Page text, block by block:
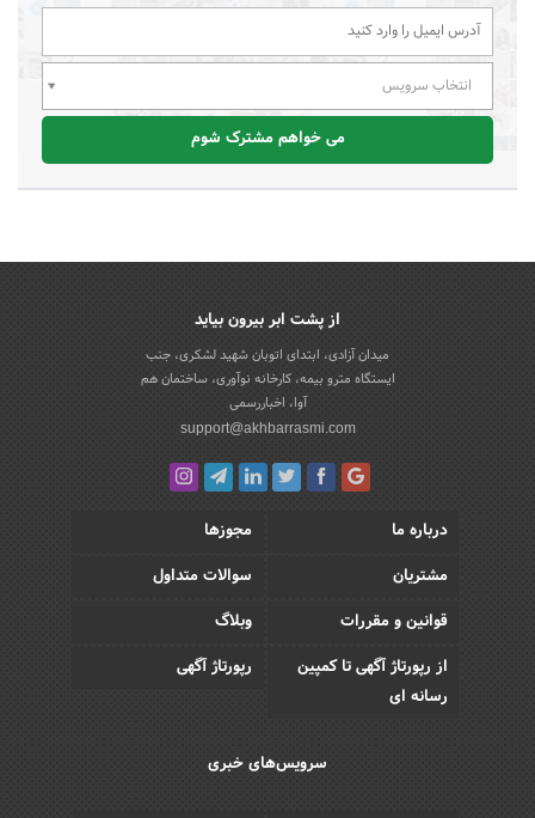
انتخاب سرویس
می خواهم مشترک شوم
از پشت ابر بیرون بیاید
میدان آزادی، ابتدای اتوبان شهید لشکری، جنب
ایستگاه مترو بیمه، کارخانه نوآوری، ساختمان هم
آوا، اخباررسمی
support@akhbarrasmi.com
درباره ما
مجوزها
مشتریان
سوالات متداول
قوانین و مقررات
وبلاگ
از رپورتاژ آگهی تا کمپین
رسانه ای
رپورتاژ آگهی
سرویس‌های خبری